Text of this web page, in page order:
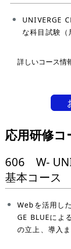
UNIVERGE
な科目試験（
詳しいコース情
応用研修コ
606 W-
基本コース
Webを活用し
GE BLUEによ
の立上、導入